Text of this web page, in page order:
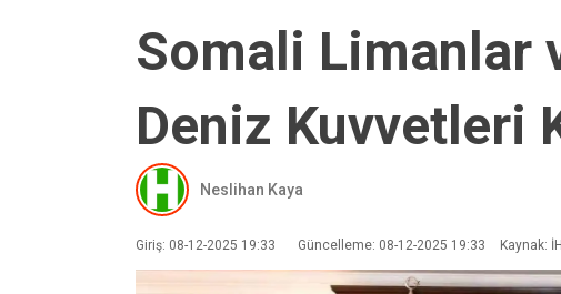
Somali Limanlar
Deniz Kuvvetleri
Neslihan Kaya
Giriş: 08-12-2025 19:33 Güncelleme: 08-12-2025 19:33 Kaynak: